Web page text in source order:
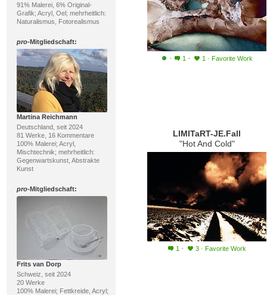
91% Malerei, 6% Original-
Grafik; Acryl, Oel; mehrheitlich:
Naturalismus, Fotorealismus
pro-Mitgliedschaft:
Martina Reichmann
Deutschland, seit 2024
81 Werke, 16 Kommentare
100% Malerei; Acryl,
Mischtechnik; mehrheitlich:
Gegenwartskunst, Abstrakte
Kunst
pro-Mitgliedschaft:
Frits van Dorp
Schweiz, seit 2024
20 Werke
100% Malerei; Fettkreide, Acryl;
· 1 · 1 · Favorite Work
LIMITaRT-JE.Fall
"Hot And Cold"
1 · 3 · Favorite Work